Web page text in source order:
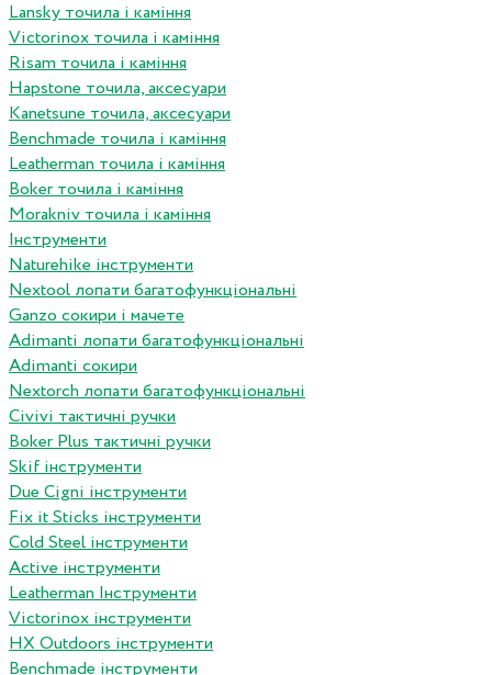
Lansky точила і каміння
Victorinox точила і каміння
Risam точила і каміння
Hapstone точила, аксесуари
Kanetsune точила, аксесуари
Benchmade точила і каміння
Leatherman точила і каміння
Boker точила і каміння
Morakniv точила і каміння
Інструменти
Naturehike інструменти
Nextool лопати багатофункціональні
Ganzo сокири і мачете
Adimanti лопати багатофункціональні
Adimanti сокири
Nextorch лопати багатофункціональні
Сivivi тактичні ручки
Boker Plus тактичні ручки
Skif інструменти
Due Cigni інструменти
Fix it Sticks інструменти
Сold Steel інструменти
Active інструменти
Leatherman Інструменти
Victorinox інструменти
HX Outdoors інструменти
Benchmade інструменти